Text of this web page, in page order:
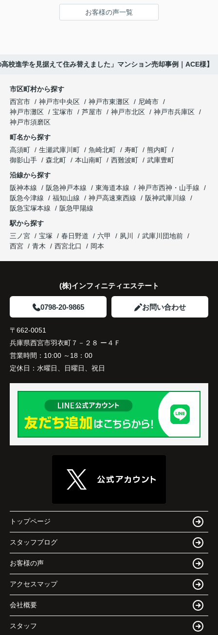
した。
住み替え後は掃除の時間も短くなり、夫婦で外出や
趣味を楽しむ時間が増えました。
これからの暮らしを前向きに考えられるようにな
り、住み替えを決断して本当に良かったと思ってい
ます。
投資家向けの販売方法をご提案いただきました。
「立地も良く、長期保有したい物件です。」
と話され、このビルを大切に運営してくださること
になりました。
長年守ってきた資産を安心して引き継ぐことがで
き、家族全員が納得できる売却となりました。
年月が経ち、子どもが高校進学を意識する年齢にな
インフィニティエステートさんへ相談すると、
「レ・ジェイド西宮北口」の査定だけでなく、新居
購入とのタイミングや資金計画についても丁寧に説
明してくださいました。
販売活動では、西宮北口駅へのアクセス、阪急西宮
ガーデンズ、教育施設、商業施設など、このエリア
した。
購入されたご家族は、
と大変喜ばれ、この住まいを選ばれました。
住み替え後は家族それぞれの通勤・通学時間が短く
家族全員にとって、将来を見据えた良い選択だった
お客様の声一覧
校進学を見据えて住み替えました」マンション売却事例｜ACE様】
市区町村から探す
西宮市
神戸市中央区 神戸市東灘区
尼崎市
神戸市灘区
宝塚市 芦屋市 神戸市北区
神戸市兵庫区
神戸市須磨区
町名から探す
高須町
生瀬武庫川町 魚崎北町 寿町
熊内町
御影山手
森北町 本山南町 西難波町
武庫豊町
沿線から探す
阪神本線
阪急神戸本線 東海道本線
神戸市西神・山手線
阪急今津線
福知山線 神戸高速東西線
阪神武庫川線
阪急宝塚本線
阪急甲陽線
駅から探す
三ノ宮
宝塚 春日野道 六甲 夙川
武庫川団地前
西宮
青木 西宮北口 岡本
(株)インフィニティエステート
0798-20-9865 お問い合わせ
〒662-0051
兵庫県西宮市羽衣町７－２８ ー４Ｆ
営業時間： 10:00 ～18：00
定休日： 水曜日、日曜日、祝日
トップページ
スタッフブログ
お客様の声
アクセスマップ
会社概要
スタッフ